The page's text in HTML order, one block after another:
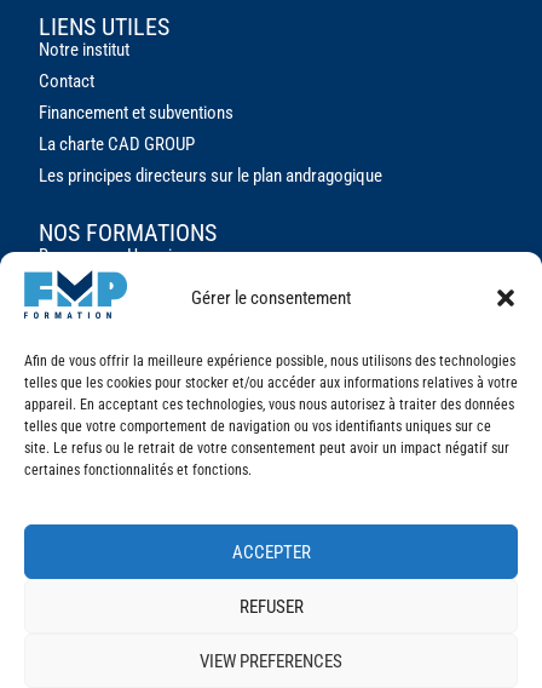
Gérer le consentement
Afin de vous offrir la meilleure expérience possible, nous utilisons des technologies
telles que les cookies pour stocker et/ou accéder aux informations relatives à votre
appareil. En acceptant ces technologies, vous nous autorisez à traiter des données
telles que votre comportement de navigation ou vos identifiants uniques sur ce
site. Le refus ou le retrait de votre consentement peut avoir un impact négatif sur
certaines fonctionnalités et fonctions.
ACCEPTER
REFUSER
VIEW PREFERENCES
LIENS UTILES
Notre institut
Contact
Financement et subventions
La charte CAD GROUP
Les principes directeurs sur le plan andragogique
NOS FORMATIONS
Ressources Humaines
Assistant/e de direction
Marketing Digital
Formations sur mesure pour les entreprises
OÙ NOUS TROUVER
Av. de la Rasude 2